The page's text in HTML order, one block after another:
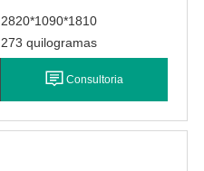
2820*1090*1810
273 quilogramas
Consultoria